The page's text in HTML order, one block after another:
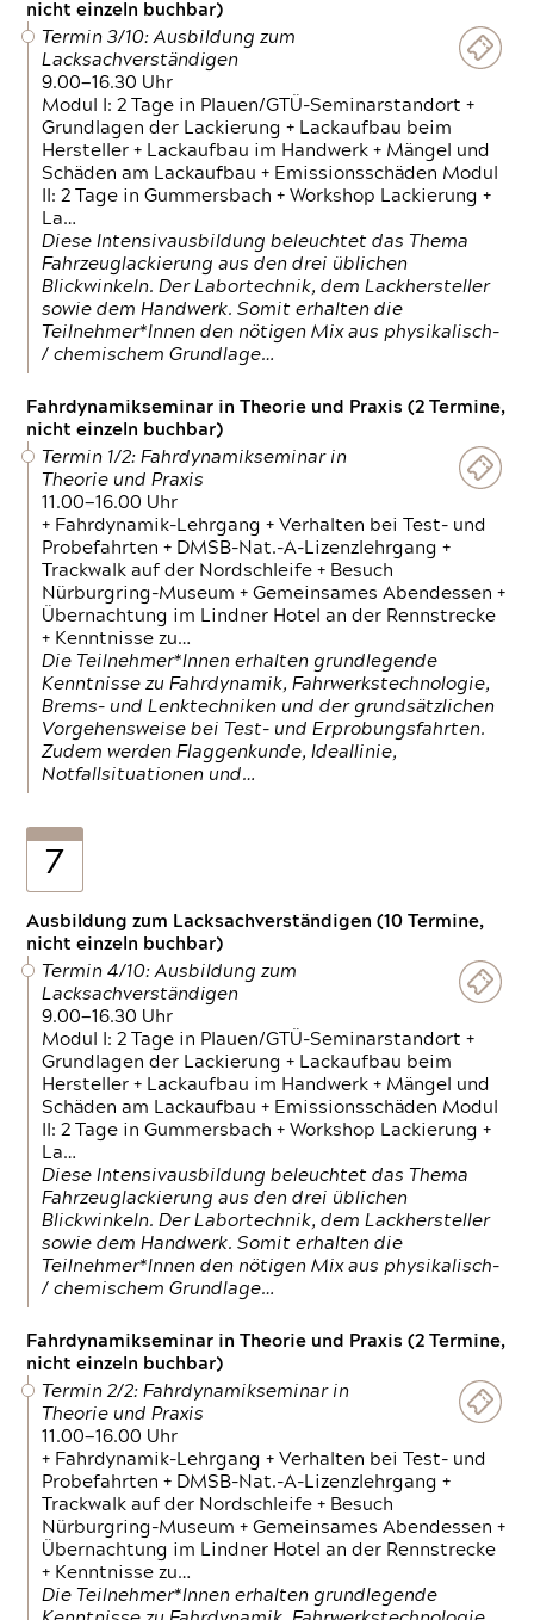
nicht einzeln buchbar)
Termin 3/10: Ausbildung zum
Lacksachverständigen
9.00—16.30 Uhr
Modul I: 2 Tage in Plauen/GTÜ-Seminarstandort +
Grundlagen der Lackierung + Lackaufbau beim
Hersteller + Lackaufbau im Handwerk + Mängel und
Schäden am Lackaufbau + Emissionsschäden Modul
II: 2 Tage in Gummersbach + Workshop Lackierung +
La…
Diese Intensivausbildung beleuchtet das Thema
Fahrzeuglackierung aus den drei üblichen
Blickwinkeln. Der Labortechnik, dem Lackhersteller
sowie dem Handwerk. Somit erhalten die
Teilnehmer*Innen den nötigen Mix aus physikalisch-
/ chemischem Grundlage…
Fahrdynamikseminar in Theorie und Praxis (2 Termine,
nicht einzeln buchbar)
Termin 1/2: Fahrdynamikseminar in
Theorie und Praxis
11.00—16.00 Uhr
+ Fahrdynamik-Lehrgang + Verhalten bei Test- und
Probefahrten + DMSB-Nat.-A-Lizenzlehrgang +
Trackwalk auf der Nordschleife + Besuch
Nürburgring-Museum + Gemeinsames Abendessen +
Übernachtung im Lindner Hotel an der Rennstrecke
+ Kenntnisse zu…
Die Teilnehmer*Innen erhalten grundlegende
Kenntnisse zu Fahrdynamik, Fahrwerkstechnologie,
Brems- und Lenktechniken und der grundsätzlichen
Vorgehensweise bei Test- und Erprobungsfahrten.
Zudem werden Flaggenkunde, Ideallinie,
Notfallsituationen und…
7
Ausbildung zum Lacksachverständigen (10 Termine,
nicht einzeln buchbar)
Termin 4/10: Ausbildung zum
Lacksachverständigen
9.00—16.30 Uhr
Modul I: 2 Tage in Plauen/GTÜ-Seminarstandort +
Grundlagen der Lackierung + Lackaufbau beim
Hersteller + Lackaufbau im Handwerk + Mängel und
Schäden am Lackaufbau + Emissionsschäden Modul
II: 2 Tage in Gummersbach + Workshop Lackierung +
La…
Diese Intensivausbildung beleuchtet das Thema
Fahrzeuglackierung aus den drei üblichen
Blickwinkeln. Der Labortechnik, dem Lackhersteller
sowie dem Handwerk. Somit erhalten die
Teilnehmer*Innen den nötigen Mix aus physikalisch-
/ chemischem Grundlage…
Fahrdynamikseminar in Theorie und Praxis (2 Termine,
nicht einzeln buchbar)
Termin 2/2: Fahrdynamikseminar in
Theorie und Praxis
11.00—16.00 Uhr
+ Fahrdynamik-Lehrgang + Verhalten bei Test- und
Probefahrten + DMSB-Nat.-A-Lizenzlehrgang +
Trackwalk auf der Nordschleife + Besuch
Nürburgring-Museum + Gemeinsames Abendessen +
Übernachtung im Lindner Hotel an der Rennstrecke
+ Kenntnisse zu…
Die Teilnehmer*Innen erhalten grundlegende